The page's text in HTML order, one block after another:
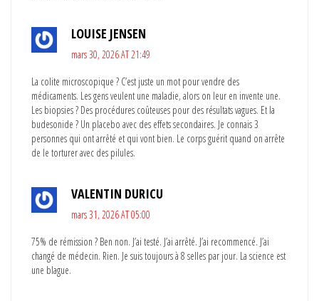
LOUISE JENSEN
mars 30, 2026 AT 21:49
La colite microscopique ? C’est juste un mot pour vendre des
médicaments. Les gens veulent une maladie, alors on leur en invente une.
Les biopsies ? Des procédures coûteuses pour des résultats vagues. Et la
budesonide ? Un placebo avec des effets secondaires. Je connais 3
personnes qui ont arrêté et qui vont bien. Le corps guérit quand on arrête
de le torturer avec des pilules.
VALENTIN DURICU
mars 31, 2026 AT 05:00
75% de rémission ? Ben non. J’ai testé. J’ai arrêté. J’ai recommencé. J’ai
changé de médecin. Rien. Je suis toujours à 8 selles par jour. La science est
une blague.